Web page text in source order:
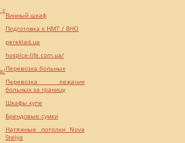
Винный шкаф
Подготовка к НМТ / ВНО
pereklad.ua
hospice-life.com.ua/
Перевозка больных
Перевозка лежачих
больных за границу
Шкафы купе
Брендовые сумки
Натяжные потолки Nova
Stelya